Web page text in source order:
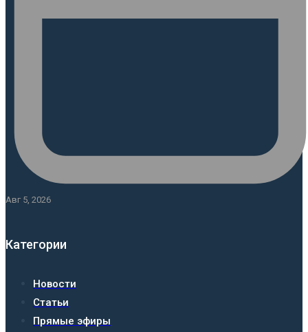
Авг 5, 2026
Категории
Новости
Статьи
Прямые эфиры